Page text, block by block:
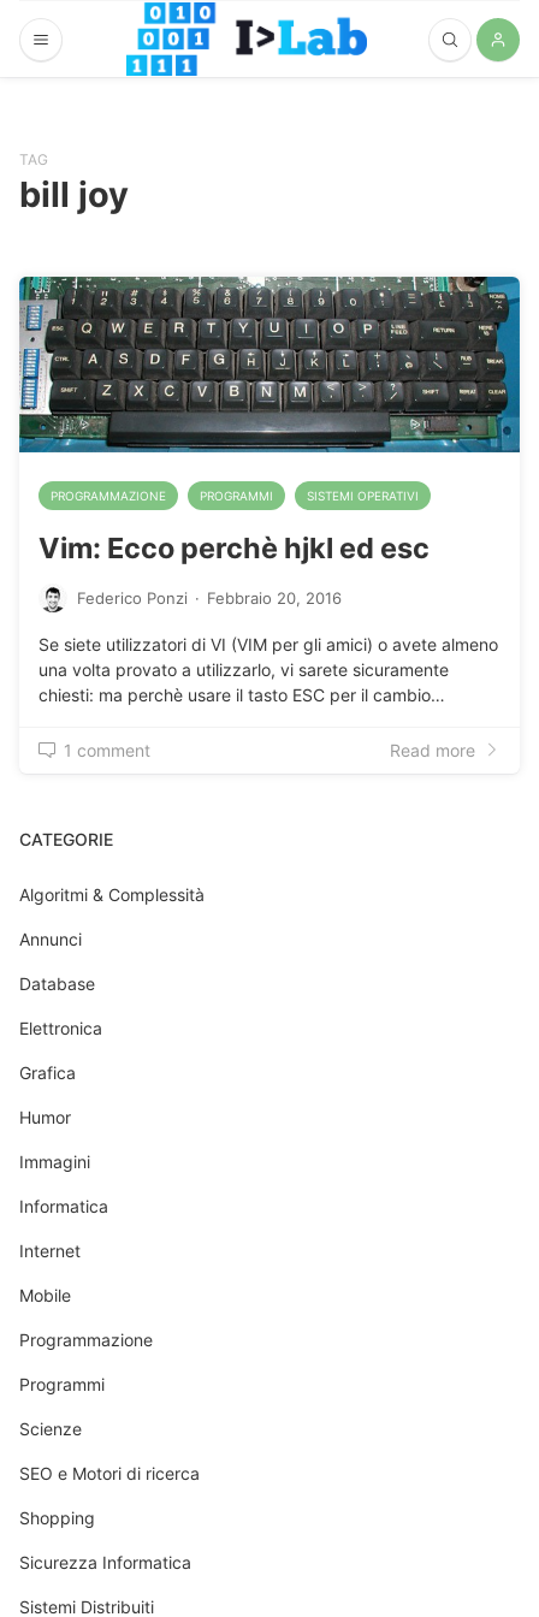
TAG
bill joy
PROGRAMMAZIONE PROGRAMMI SISTEMI OPERATIVI
Vim: Ecco perchè hjkl ed esc
Federico Ponzi · Febbraio 20, 2016
Se siete utilizzatori di VI (VIM per gli amici) o avete almeno
una volta provato a utilizzarlo, vi sarete sicuramente
chiesti: ma perchè usare il tasto ESC per il cambio…
1 comment Read more
CATEGORIE
Algoritmi & Complessità
Annunci
Database
Elettronica
Grafica
Humor
Immagini
Informatica
Internet
Mobile
Programmazione
Programmi
Scienze
SEO e Motori di ricerca
Shopping
Sicurezza Informatica
Sistemi Distribuiti